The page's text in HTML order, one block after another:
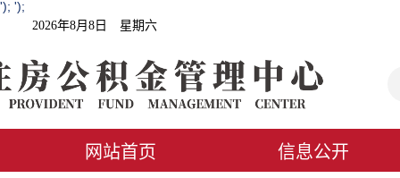
'); ');
2026年8月8日 星期六
网站首页 信息公开